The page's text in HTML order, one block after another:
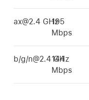
ax@2.4 GHz195
Mbps
b/g/n@2.4 GHz
144
Mbps